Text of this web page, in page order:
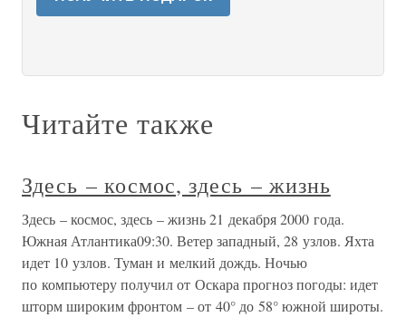
Читайте также
Здесь – космос, здесь – жизнь
Здесь – космос, здесь – жизнь 21 декабря 2000 года.
Южная Атлантика09:30. Ветер западный, 28 узлов. Яхта
идет 10 узлов. Туман и мелкий дождь. Ночью
по компьютеру получил от Оскара прогноз погоды: идет
шторм широким фронтом – от 40° до 58° южной широты.